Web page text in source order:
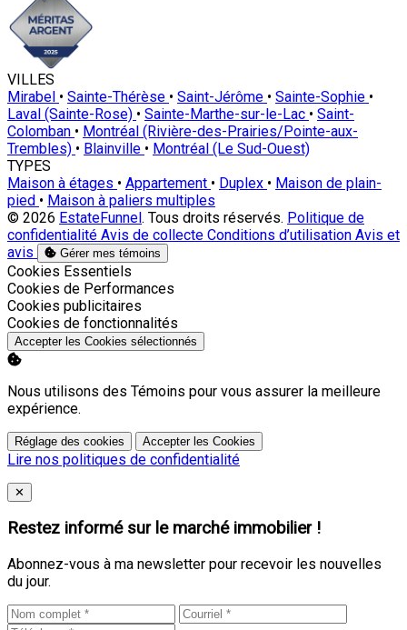
VILLES
Mirabel • Sainte-Thérèse • Saint-Jérôme • Sainte-Sophie •
Laval (Sainte-Rose) • Sainte-Marthe-sur-le-Lac • Saint-
Colomban • Montréal (Rivière-des-Prairies/Pointe-aux-
Trembles) • Blainville • Montréal (Le Sud-Ouest)
TYPES
Maison à étages • Appartement • Duplex • Maison de plain-
pied • Maison à paliers multiples
© 2026 EstateFunnel. Tous droits réservés. Politique de
confidentialité Avis de collecte Conditions d’utilisation Avis et
avis
Gérer mes témoins
Activer
Cookies Essentiels
Activer
Cookies de Performances
Activer
Cookies publicitaires
Activer
Cookies de fonctionnalités
Accepter les Cookies sélectionnés
Nous utilisons des Témoins pour vous assurer la meilleure
expérience.
Réglage des cookies Accepter les Cookies
Lire nos politiques de confidentialité
Close
✕
Restez informé sur le marché immobilier !
Abonnez-vous à ma newsletter pour recevoir les nouvelles
du jour.